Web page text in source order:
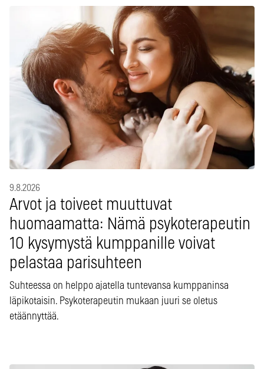
9.8.2026
Arvot ja toiveet muuttuvat
huomaamatta: Nämä psykoterapeutin
10 kysymystä kumppanille voivat
pelastaa parisuhteen
Suhteessa on helppo ajatella tuntevansa kumppaninsa
läpikotaisin. Psykoterapeutin mukaan juuri se oletus
etäännyttää.